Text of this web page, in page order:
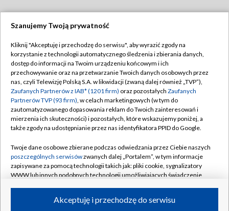
TVP
Abonament TVP
Emisja w TVP
Centrum informacji TVP
Naziemna Telewizja Cyfrowa
Rada Programowa
System NOS
Informacje o nadawcy
Program dla prasy
Regulamin TVP
Polityka prywatności
Moje zgody
Pomoc
Kontakt
Kanały
Szanujemy Twoją prywatność
Kliknij "Akceptuję i przechodzę do serwisu", aby wyrazić zgody na
korzystanie z technologii automatycznego śledzenia i zbierania danych,
dostęp do informacji na Twoim urządzeniu końcowym i ich
przechowywanie oraz na przetwarzanie Twoich danych osobowych przez
nas, czyli Telewizję Polską S.A. w likwidacji (zwaną dalej również „TVP”),
Zaufanych Partnerów z IAB* (1201 firm) oraz pozostałych Zaufanych
Partnerów TVP (93 firm), w celach marketingowych (w tym do
zautomatyzowanego dopasowania reklam do Twoich zainteresowań i
mierzenia ich skuteczności) i pozostałych, które wskazujemy poniżej, a
także zgody na udostępnianie przez nas identyfikatora PPID do Google.
Twoje dane osobowe zbierane podczas odwiedzania przez Ciebie naszych
poszczególnych serwisówzwanych dalej „Portalem”, w tym informacje
zapisywane za pomocą technologii takich jak: pliki cookie, sygnalizatory
WWW lub innych podobnych technologii umożliwiających świadczenie
ruchu w Internecie.Akceptuję i przechodzę do serwisu